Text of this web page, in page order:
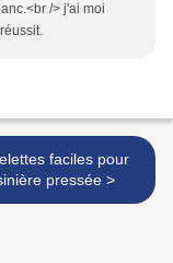
/> j'ai moi
faciles pour
cuisinière pressée >